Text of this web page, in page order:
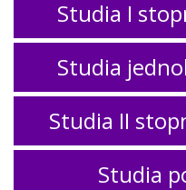
Studia I
Studia
Studia II
Studia